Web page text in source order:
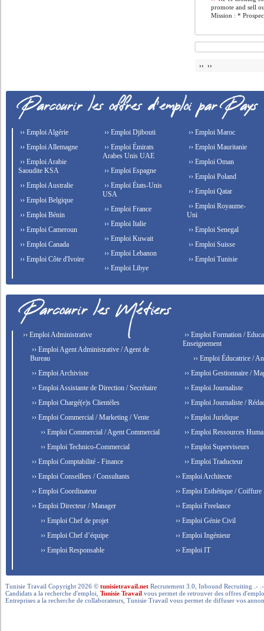
promote and sell
Mission : *
›› ››
›› Emploi Algérie
›› Emploi Allemagne
›› Emploi Arabie
Saoudite KSA
›› Emploi Australie
›› Emploi Belgique
›› Emploi Bénin
›› Emploi Cameroun
›› Emploi Canada
›› Emploi Côte d'Ivoire
›› Emploi Djibouti
›› Emploi Émirats
Arabes Unis UAE
›› Emploi Espagne
›› Emploi États-Unis
USA
›› Emploi France
›› Emploi Italie
›› Emploi Kuwait
›› Emploi Lebanon
›› Emploi Libye
›› Emploi Maroc
›› Emploi Mauritanie
›› Emploi Oman
›› Emploi Poland
›› Emploi Qatar
›› Emploi Royaume-
Uni
›› Emploi Senegal
›› Emploi Suisse
›› Emploi Tunisie
›› Emploi Administrative
›› Emploi Agent Administrative / Agent de
Bureau
›› Emploi Archiviste
›› Emploi Assistante de Direction / Secrétaire
›› Emploi Chargé(e)s Clientèles
›› Emploi Commercial / Marketing / Vente
›› Emploi Commercial / Agent Commercial
›› Emploi Technico-Commercial
›› Emploi Comptabilité - Finance
›› Emploi Conseillers / Consultants
›› Emploi Coordinateur
›› Emploi Directeur / Manager
›› Emploi Chef de projet
›› Emploi Chef d’équipe
›› Emploi Responsable
›› Emploi Formation /
Enseignement
›› Emploi Éducatrice /
›› Emploi Gestionnaire /
›› Emploi Journaliste
›› Emploi Journaliste /
›› Emploi Juridique
›› Emploi Ressources
›› Emploi Superviseurs
›› Emploi Traducteur
›› Emploi Architecte
›› Emploi Esthétique / Coiffure
›› Emploi Freelance
›› Emploi Génie Civil
›› Emploi Ingénieur
›› Emploi IT
Tunisie Travail Copyright 2026 ©tunisietravail.net Recrutement 3.0, Inbound Recruiting .-
Candidats a la recherche d'emploi,Tunisie Travail vous permet de retrouver des offres
Entreprises a la recherche de collaborateurs, Tunisie Travail vous permet de diffuser vos